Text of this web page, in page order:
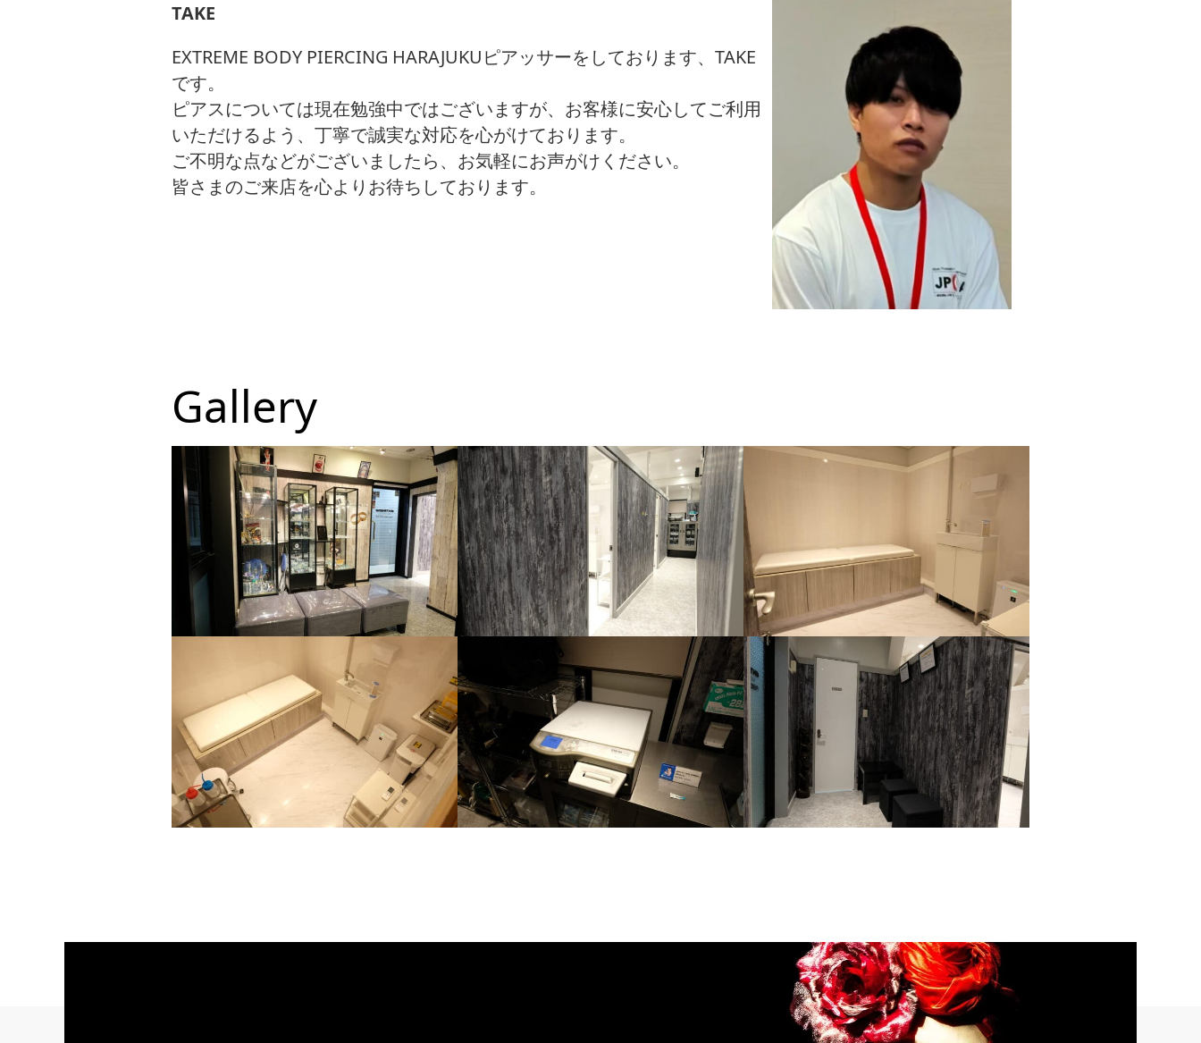
TAKE
EXTREME BODY PIERCING HARAJUKUピアッサーをしております、TAKE
です。
ピアスについては現在勉強中ではございますが、お客様に安心してご利用
いただけるよう、丁寧で誠実な対応を心がけております。
ご不明な点などがございましたら、お気軽にお声がけください。
皆さまのご来店を心よりお待ちしております。
Gallery